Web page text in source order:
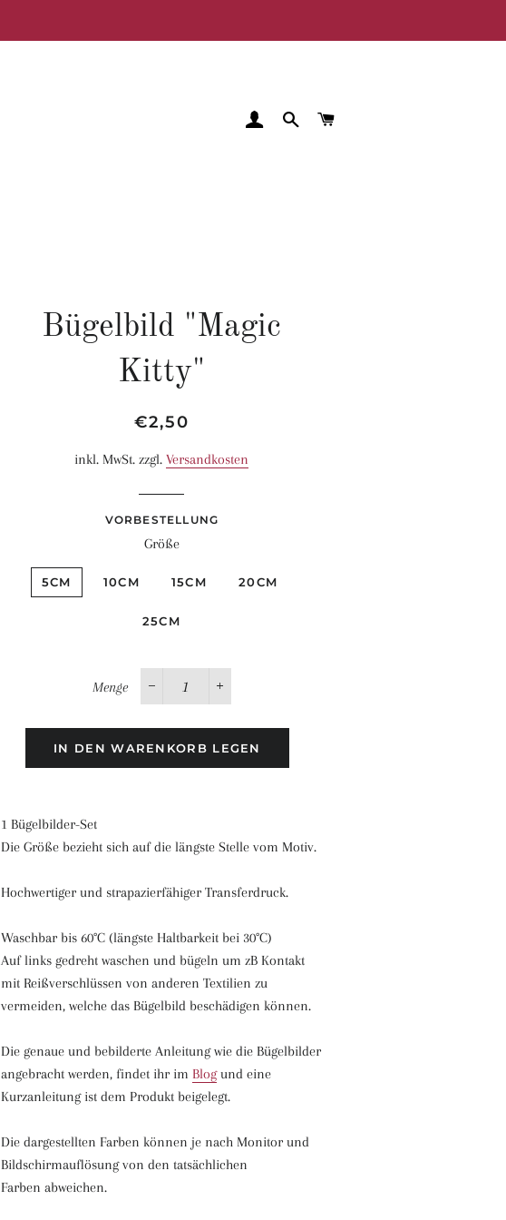
EINLOGGEN
SUCHE
Bügelbild "Magic
Kitty"
Normaler
Sonderpreis
€2,50
inkl. MwSt. zzgl.Versandkosten
VORBESTELLUNG
Größe
5CM 10CM 15CM 20CM
25CM
Menge
−
+
IN DEN WARENKORB LEGEN
1 Bügelbilder-Set
Die Größe bezieht sich auf die längste Stelle vom Motiv.
Hochwertiger und strapazierfähiger Transferdruck.
Waschbar bis 60°C (längste Haltbarkeit bei 30°C)
Auf links gedreht waschen und bügeln um zB Kontakt
mit Reißverschlüssen von anderen Textilien zu
vermeiden, welche das Bügelbild beschädigen können.
Die genaue und bebilderte Anleitung wie die Bügelbilder
angebracht werden, findet ihr im Blogund eine
Kurzanleitung ist dem Produkt beigelegt.
Die dargestellten Farben können je nach Monitor und
Bildschirmauflösung von den tatsächlichen
Farben abweichen.